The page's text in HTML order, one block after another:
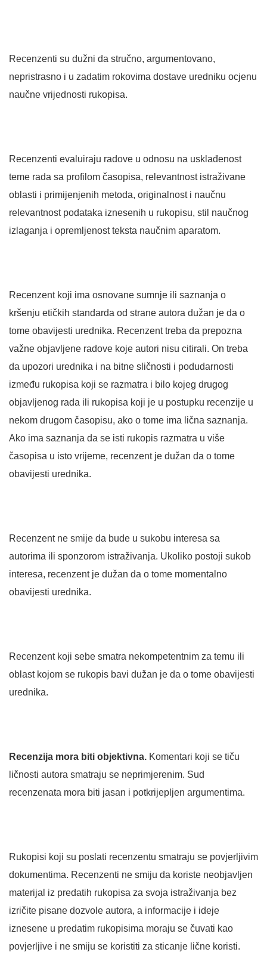
Recenzenti su dužni da stručno, argumentovano,
nepristrasno i u zadatim rokovima dostave uredniku ocjenu
naučne vrijednosti rukopisa.
Recenzenti evaluiraju radove u odnosu na usklađenost
teme rada sa profilom časopisa, relevantnost istraživane
oblasti i primijenjenih metoda, originalnost i naučnu
relevantnost podataka iznesenih u rukopisu, stil naučnog
izlaganja i opremljenost teksta naučnim aparatom.
Recenzent koji ima osnovane sumnje ili saznanja o
kršenju etičkih standarda od strane autora dužan je da o
tome obavijesti urednika. Recenzent treba da prepozna
važne objavljene radove koje autori nisu citirali. On treba
da upozori urednika i na bitne sličnosti i podudarnosti
između rukopisa koji se razmatra i bilo kojeg drugog
objavljenog rada ili rukopisa koji je u postupku recenzije u
nekom drugom časopisu, ako o tome ima lična saznanja.
Ako ima saznanja da se isti rukopis razmatra u više
časopisa u isto vrijeme, recenzent je dužan da o tome
obavijesti urednika.
Recenzent ne smije da bude u sukobu interesa sa
autorima ili sponzorom istraživanja. Ukoliko postoji sukob
interesa, recenzent je dužan da o tome momentalno
obavijesti urednika.
Recenzent koji sebe smatra nekompetentnim za temu ili
oblast kojom se rukopis bavi dužan je da o tome obavijesti
urednika.
Recenzija mora biti objektivna. Komentari koji se tiču
ličnosti autora smatraju se neprimjerenim. Sud
recenzenata mora biti jasan i potkrijepljen argumentima.
Rukopisi koji su poslati recenzentu smatraju se povjerljivim
dokumentima. Recenzenti ne smiju da koriste neobjavljen
materijal iz predatih rukopisa za svoja istraživanja bez
izričite pisane dozvole autora, a informacije i ideje
iznesene u predatim rukopisima moraju se čuvati kao
povjerljive i ne smiju se koristiti za sticanje lične koristi.